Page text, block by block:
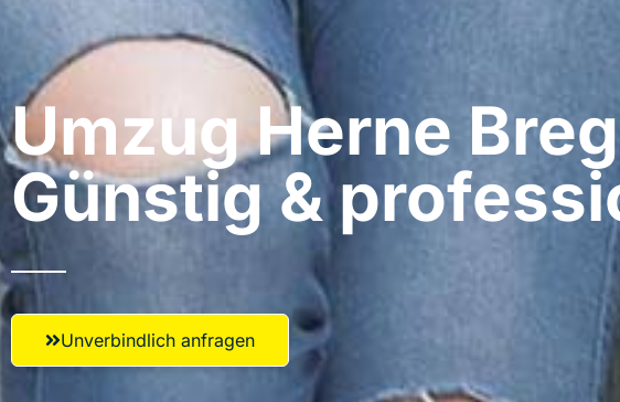
Umzug Herne​
Günstig &
Unverbindlich anfragen